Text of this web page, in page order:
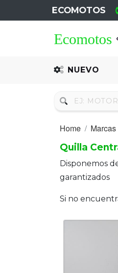
ECOMOTOS
NUEVO
Recambio
Neumáticos
Motores
Motores
Home Marcas
Quilla
Disponemos
garantizados
Si no